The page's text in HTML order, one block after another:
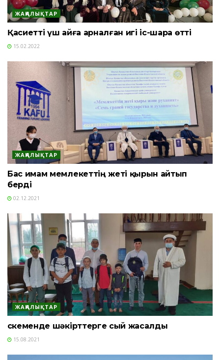
ЖАҢАЛЫҚТАР
Қасиетті үш айға арналған игі іс-шара өтті
15.02.2022
ЖАҢАЛЫҚТАР
Бас имам мемлекеттің жеті қырын айтып
берді
02.12.2021
ЖАҢАЛЫҚТАР
Өскеменде шәкірттерге сый жасалды
15.08.2021